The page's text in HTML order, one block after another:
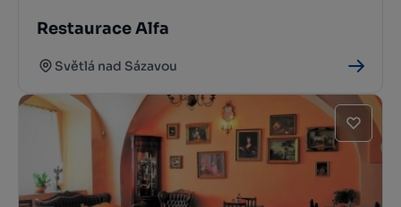
Restaurace Alfa
Světlá nad Sázavou